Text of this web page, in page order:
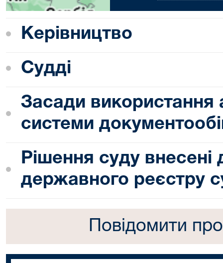
Керівництво
Судді
Засади використання
системи
Рішення суду
державного реєстру
Повідомити